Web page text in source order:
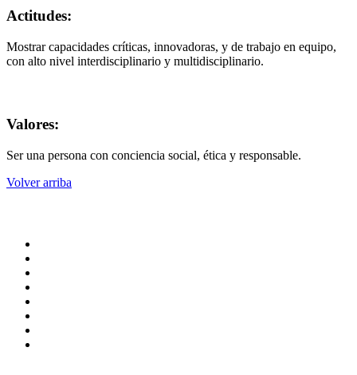
Actitudes:
Mostrar capacidades críticas, innovadoras, y de trabajo en equipo,
con alto nivel interdisciplinario y multidisciplinario.
Valores:
Ser una persona con conciencia social, ética y responsable.
Volver arriba